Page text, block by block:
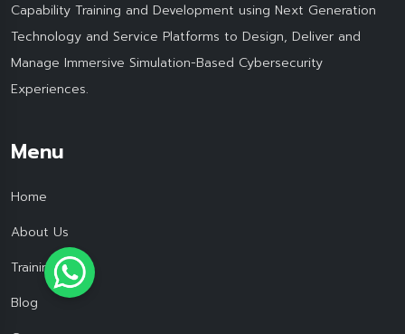
Capability Training and Development using Next Generation
Technology and Service Platforms to Design, Deliver and
Manage Immersive Simulation-Based Cybersecurity
Experiences.
Menu
Home
About Us
Training
Blog